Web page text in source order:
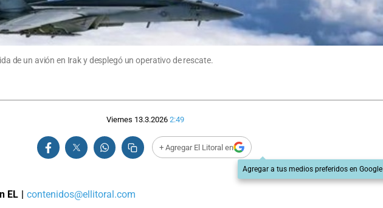
de un avión en Irak y desplegó un operativo de rescate.
Viernes 13.3.2026 2:49
+ Agregar El Litoral en
Agregar a tus medios preferidos en Google
EL | contenidos@ellitoral.com